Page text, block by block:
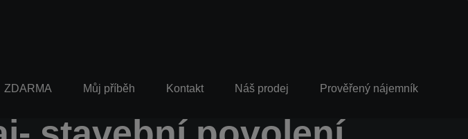
ZDARMA Můj příběh Kontakt Náš prodej Prověřený nájemník